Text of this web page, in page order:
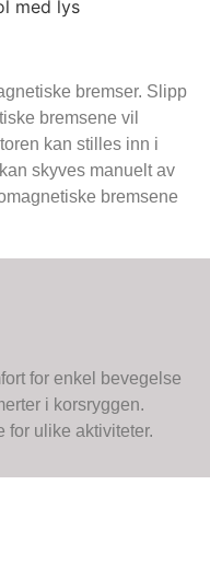
bremser. Slipp
bremsene vil
kan stilles inn i
skyves manuelt av
bremsene
for enkel bevegelse
i korsryggen.
for ulike aktiviteter.